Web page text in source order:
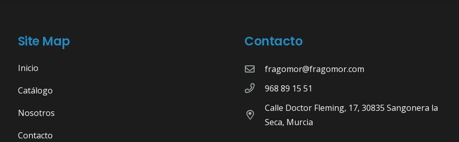
Site Map
Inicio
Catálogo
Nosotros
Contacto
Contacto
fragomor@fragomor.com
968 89 15 51
Calle Doctor Fleming, 17, 30835 Sangonera la
Seca, Murcia